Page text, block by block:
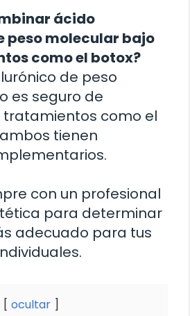
ácido
peso molecular bajo
como el botox?
de peso
es seguro de
como el
tienen
con un profesional
para determinar
adecuado para tus
ocultar